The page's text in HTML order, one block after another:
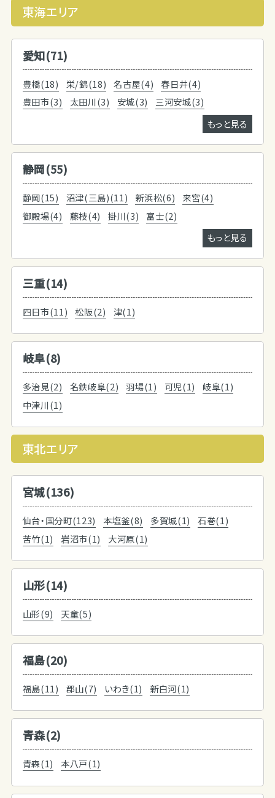
東海エリア
愛知(71)
豊橋(18) 栄/錦(18) 名古屋(4)
春日井(4)
豊田市(3)
太田川(3) 安城(3)
三河安城(3)
もっと見る
静岡(55)
静岡(15) 沼津(三島)(11) 新浜松(6)
来宮(4)
御殿場(4)
藤枝(4) 掛川(3)
富士(2)
もっと見る
三重(14)
四日市(11) 松阪(2) 津(1)
岐阜(8)
多治見(2) 名鉄岐阜(2) 羽場(1) 可児(1)
岐阜(1)
中津川(1)
東北エリア
宮城(136)
仙台・国分町(123) 本塩釜(8) 多賀城(1)
石巻(1)
苦竹(1)
岩沼市(1) 大河原(1)
山形(14)
山形(9) 天童(5)
福島(20)
福島(11) 郡山(7) いわき(1) 新白河(1)
青森(2)
青森(1) 本八戸(1)